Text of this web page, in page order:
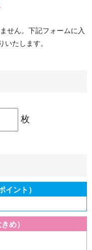
せん。下記フォームに入
たします。
枚
イント）
め）